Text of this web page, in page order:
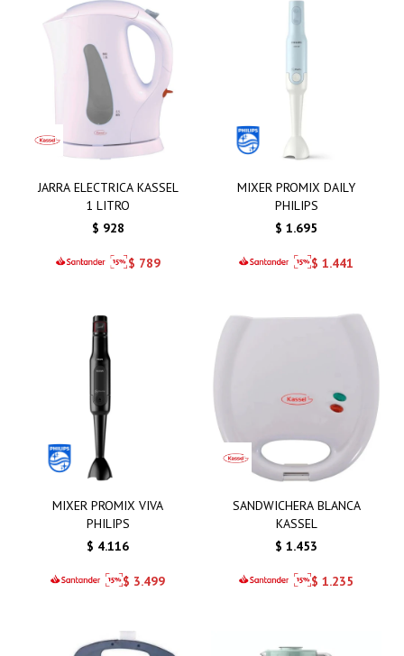
JARRA ELECTRICA KASSEL
1 LITRO
$ 928
$ 789
MIXER PROMIX DAILY
PHILIPS
$ 1.695
$ 1.441
MIXER PROMIX VIVA
PHILIPS
$ 4.116
$ 3.499
SANDWICHERA BLANCA
KASSEL
$ 1.453
$ 1.235